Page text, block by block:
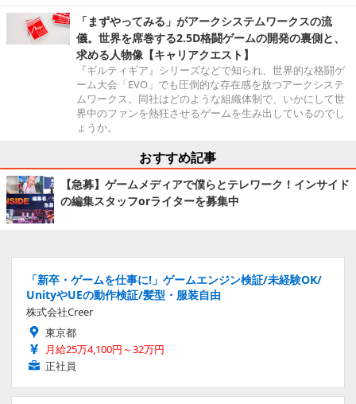
「まずやってみる」がアークシステムワークスの流
儀。世界を席巻する2.5D格闘ゲームの開発の裏側と、
求める人物像【キャリアクエスト】
『ギルティギア』シリーズなどで知られ、世界的な格闘ゲ
ーム大会「EVO」でも圧倒的な存在感を放つアークシステ
ムワークス。同社はどのような組織体制で、いかにして世
界中のファンを熱狂させるゲームを生み出しているのでし
ょうか。
おすすめ記事
【急募】ゲームメディアで僕らとテレワーク！インサイド
の編集スタッフorライターを募集中
「新卒・ゲームを仕事に!」ゲームエンジン検証/未経験OK/
UnityやUEの動作検証/髪型・服装自由
株式会社Creer
東京都
月給25万4,100円～32万円
正社員